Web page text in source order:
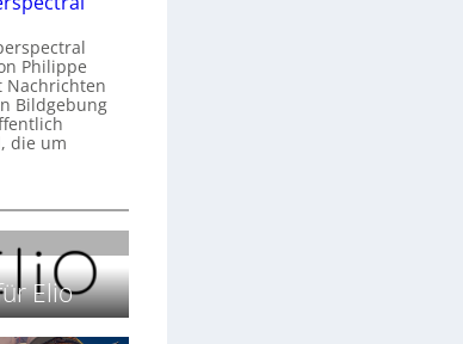
Philippe
Nachrichten
Bildgebung
die um
Elio